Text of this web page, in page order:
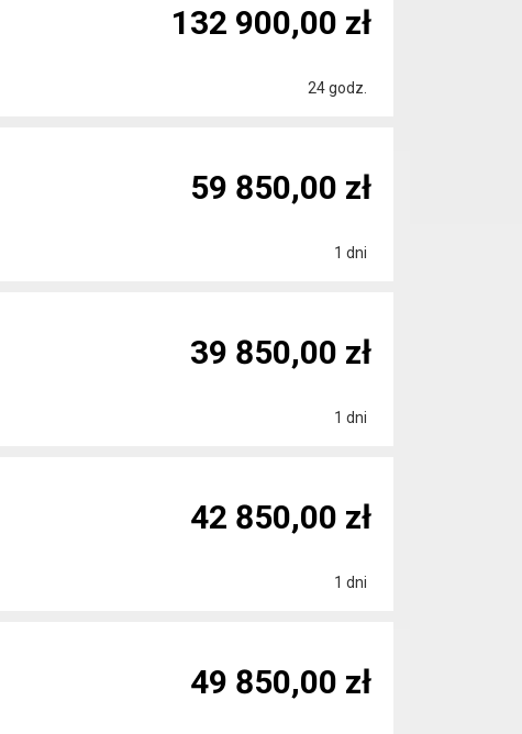
24 godz.
132 900,00 zł
1 dni
59 850,00 zł
1 dni
39 850,00 zł
1 dni
42 850,00 zł
49 850,00 zł